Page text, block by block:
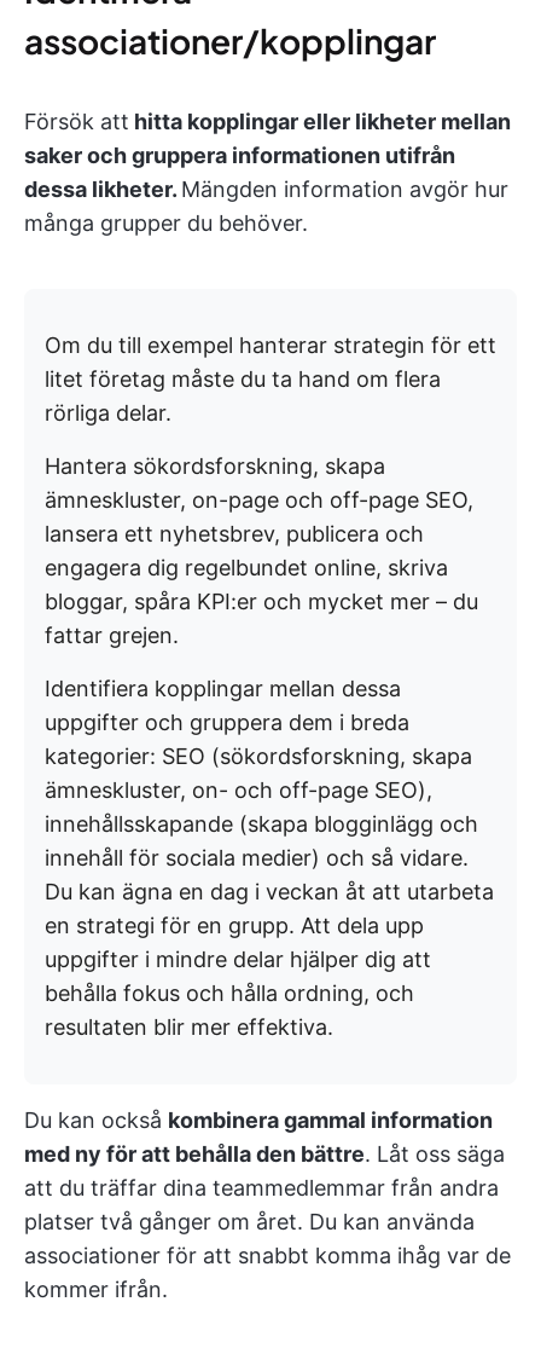
associationer/kopplingar
Försök att hitta kopplingar eller likheter mellan
saker och gruppera informationen utifrån
dessa likheter. Mängden information avgör hur
många grupper du behöver.
Om du till exempel hanterar strategin för ett
litet företag måste du ta hand om flera
rörliga delar.
Hantera sökordsforskning, skapa
ämneskluster, on-page och off-page SEO,
lansera ett nyhetsbrev, publicera och
engagera dig regelbundet online, skriva
bloggar, spåra KPI:er och mycket mer – du
fattar grejen.
Identifiera kopplingar mellan dessa
uppgifter och gruppera dem i breda
kategorier: SEO (sökordsforskning, skapa
ämneskluster, on- och off-page SEO),
innehållsskapande (skapa blogginlägg och
innehåll för sociala medier) och så vidare.
Du kan ägna en dag i veckan åt att utarbeta
en strategi för en grupp. Att dela upp
uppgifter i mindre delar hjälper dig att
behålla fokus och hålla ordning, och
resultaten blir mer effektiva.
Du kan också kombinera gammal information
med ny för att behålla den bättre. Låt oss säga
att du träffar dina teammedlemmar från andra
platser två gånger om året. Du kan använda
associationer för att snabbt komma ihåg var de
kommer ifrån.